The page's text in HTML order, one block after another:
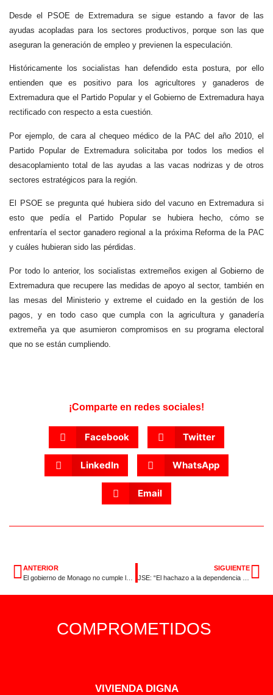
Desde el PSOE de Extremadura se sigue estando a favor de las
ayudas acopladas para los sectores productivos, porque son las que
aseguran la generación de empleo y previenen la especulación.
Históricamente los socialistas han defendido esta postura, por ello
entienden que es positivo para los agricultores y ganaderos de
Extremadura que el Partido Popular y el Gobierno de Extremadura haya
rectificado con respecto a esta cuestión.
Por ejemplo, de cara al chequeo médico de la PAC del año 2010, el
Partido Popular de Extremadura solicitaba por todos los medios el
desacoplamiento total de las ayudas a las vacas nodrizas y de otros
sectores estratégicos para la región.
El PSOE se pregunta qué hubiera sido del vacuno en Extremadura si
esto que pedía el Partido Popular se hubiera hecho, cómo se
enfrentaría el sector ganadero regional a la próxima Reforma de la PAC
y cuáles hubieran sido las pérdidas.
Por todo lo anterior, los socialistas extremeños exigen al Gobierno de
Extremadura que recupere las medidas de apoyo al sector, también en
las mesas del Ministerio y extreme el cuidado en la gestión de los
pagos, y en todo caso que cumpla con la agricultura y ganadería
extremeña ya que asumieron compromisos en su programa electoral
que no se están cumpliendo.
¡Comparte en redes sociales!
Facebook Twitter
LinkedIn WhatsApp
Email
ANTERIOR
SIGUIENTE
COMPROMETIDOS
VIVIENDA DIGNA